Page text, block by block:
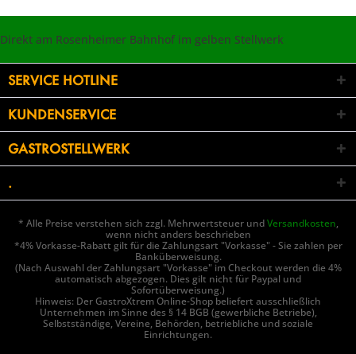
Direkt am Rosenheimer Bahnhof im gelben Stellwerk
SERVICE HOTLINE
KUNDENSERVICE
GASTROSTELLWERK
.
* Alle Preise verstehen sich zzgl. Mehrwertsteuer undVersandkosten,
wenn nicht anders beschrieben
*4% Vorkasse-Rabatt gilt für die Zahlungsart "Vorkasse" - Sie zahlen per
Banküberweisung.
(Nach Auswahl der Zahlungsart "Vorkasse" im Checkout werden die 4%
automatisch abgezogen. Dies gilt nicht für Paypal und
Sofortüberweisung.)
Hinweis: Der GastroXtrem Online-Shop beliefert ausschließlich
Unternehmen im Sinne des § 14 BGB (gewerbliche Betriebe),
Selbstständige, Vereine, Behörden, betriebliche und soziale
Einrichtungen.